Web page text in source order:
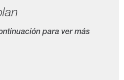
para ver más